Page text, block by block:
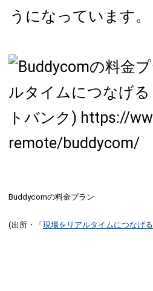
うになっています。
Buddycomの料金プラン
(出所・「現場をリアルタイムにつなげ